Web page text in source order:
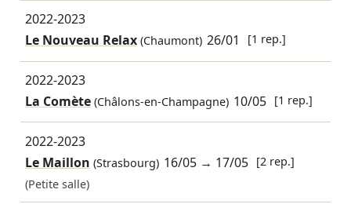
2022-2023
Le Nouveau Relax(Chaumont) 26/01 [1 rep.]
2022-2023
La Comète(Châlons-en-Champagne) 10/05 [1 rep.]
2022-2023
Le Maillon (Strasbourg) 16/05 → 17/05 [2 rep.]
(Petite salle)